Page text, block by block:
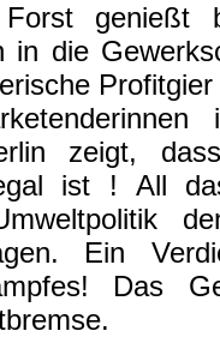
genießt
in die
zeigt,
ist ! All
Ein
Das